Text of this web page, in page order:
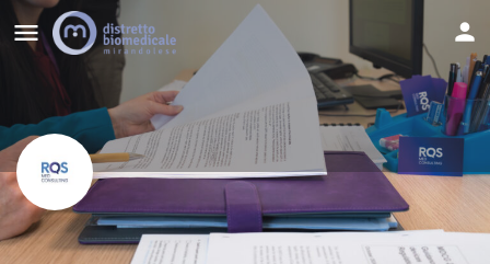
RQS Med Consulting S.r.l.